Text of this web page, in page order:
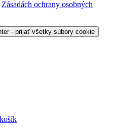
Zásadách ochrany osobných
- prijať všetky súbory cookie